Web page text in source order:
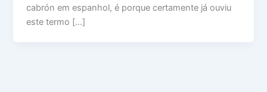
cabrón em espanhol, é porque certamente já ouviu
este termo […]